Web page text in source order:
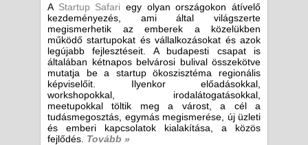
A Startup Safari egy olyan országokon átívelő
kezdeményezés, ami által világszerte
megismerhetik az emberek a közelükben
működő startupokat és vállalkozásokat és azok
legújabb fejlesztéseit. A budapesti csapat is
általában kétnapos belvárosi bulival összekötve
mutatja be a startup ökoszisztéma regionális
képviselőit. Ilyenkor előadásokkal,
workshopokkal, irodalátogatásokkal,
meetupokkal töltik meg a várost, a cél a
tudásmegosztás, egymás megismerése, új üzleti
és emberi kapcsolatok kialakítása, a közös
fejlődés. Tovább »